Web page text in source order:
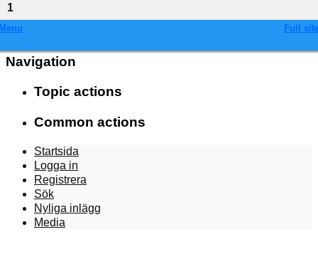
1
Full
Navigation
Topic actions
Common actions
Startsida
Logga in
Registrera
Sök
Nyliga inlägg
Media